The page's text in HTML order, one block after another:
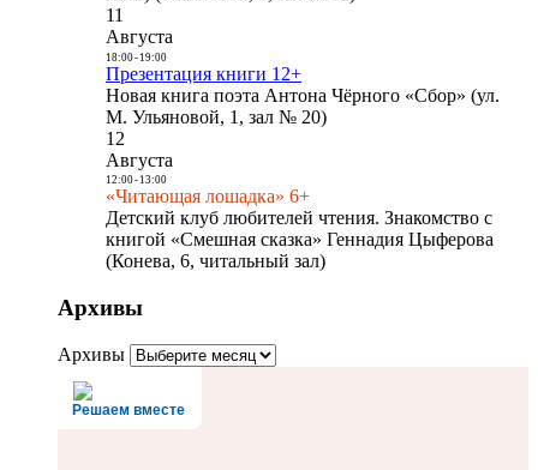
11
Августа
18:00- 19:00
Презентация книги 12+
Новая книга поэта Антона Чёрного «Сбор» (ул.
М. Ульяновой, 1, зал № 20)
12
Августа
12:00- 13:00
«Читающая лошадка» 6+
Детский клуб любителей чтения. Знакомство с
книгой «Смешная сказка» Геннадия Цыферова
(Конева, 6, читальный зал)
Архивы
Архивы
Решаем вместе